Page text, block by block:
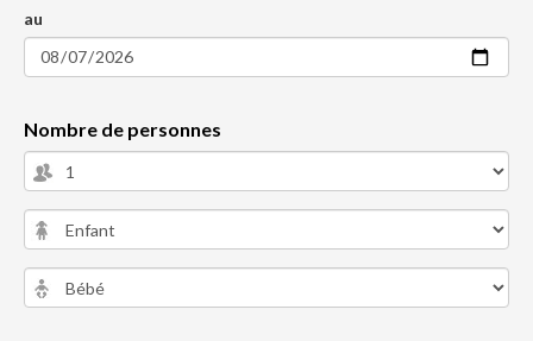
au
Nombre de personnes